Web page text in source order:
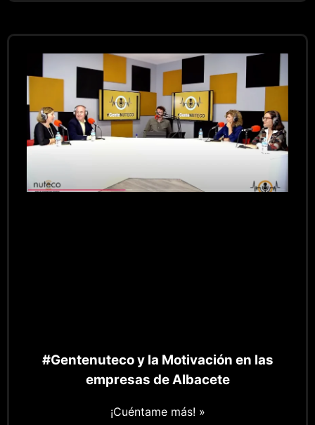
#Gentenuteco y la Motivación en las
empresas de Albacete
¡Cuéntame más! »